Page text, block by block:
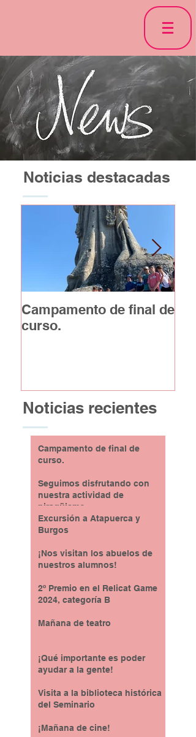
Noticias destacadas
Campamento de final de
curso.
Noticias recientes
Campamento de final de
curso.
Seguimos disfrutando con
nuestra actividad de
piragüismo
Excursión a Atapuerca y
Burgos
¡Nos visitan los abuelos de
nuestros alumnos!
2º Premio en el Relicat Game
2024, categoría B
Mañana de teatro
¡Qué importante es poder
ayudar a la gente!
Visita a la biblioteca histórica
del Seminario
¡Mañana de cine!